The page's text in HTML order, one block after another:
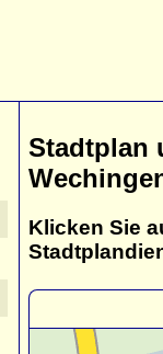
Stadtplan
Klicken Sie